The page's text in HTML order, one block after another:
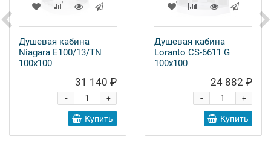
Душевая кабина
Niagara E100/13/TN
100x100
31 140 ₽
+
-
Купить
Душевая кабина
Loranto CS-6611 G
100x100
24 882 ₽
+
-
Купить